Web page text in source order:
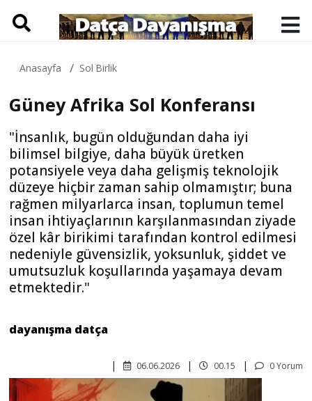
Anasayfa Sol Birlik
Güney Afrika Sol Konferansı
"İnsanlık, bugün olduğundan daha iyi
bilimsel bilgiye, daha büyük üretken
potansiyele veya daha gelişmiş teknolojik
düzeye hiçbir zaman sahip olmamıştır; buna
rağmen milyarlarca insan, toplumun temel
insan ihtiyaçlarının karşılanmasından ziyade
özel kâr birikimi tarafından kontrol edilmesi
nedeniyle güvensizlik, yoksunluk, şiddet ve
umutsuzluk koşullarında yaşamaya devam
etmektedir."
dayanışma datça
0 Yorum
00.15
06.06.2026